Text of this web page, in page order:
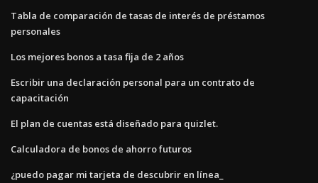
Tabla de comparación de tasas de interés de préstamos
personales
Los mejores bonos a tasa fija de 2 años
Escribir una declaración personal para un contrato de
capacitación
El plan de cuentas está diseñado para quizlet.
Calculadora de bonos de ahorro futuros
¿puedo pagar mi tarjeta de descubrir en línea_